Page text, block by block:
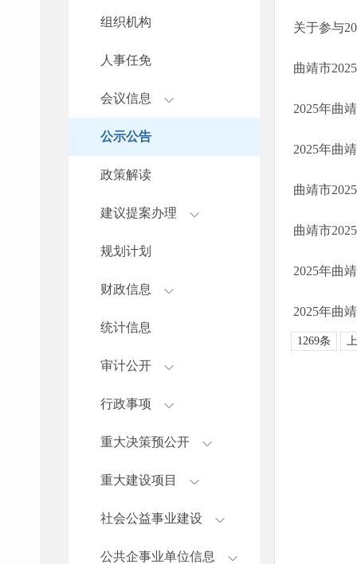
组织机构
人事任免
会议信息
公示公告
政策解读
建议提案办理
规划计划
财政信息
统计信息
审计公开
行政事项
重大决策预公开
重大建设项目
社会公益事业建设
公共企事业单位信息
曲靖市
2025年曲
2025年曲
曲靖市
曲靖市
2025年曲
2025年曲
1269条